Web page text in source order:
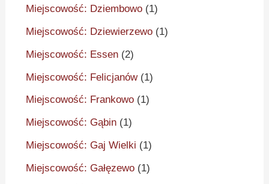
Miejscowość: Dziembowo (1)
Miejscowość: Dziewierzewo (1)
Miejscowość: Essen (2)
Miejscowość: Felicjanów(1)
Miejscowość: Frankowo (1)
Miejscowość: Gąbin (1)
Miejscowość: Gaj Wielki (1)
Miejscowość: Gałęzewo (1)